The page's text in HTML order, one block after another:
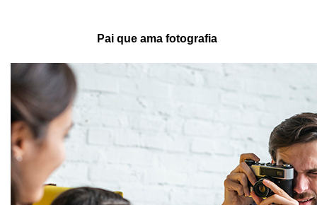
Pai que ama fotografia